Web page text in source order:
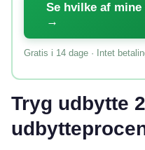
Se hvilke af
→
Gratis i 14 dage · Intet
Tryg udbytte